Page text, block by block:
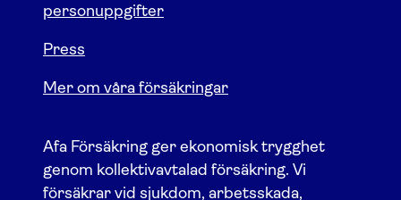
personuppgifter
Press
Mer om våra försäkringar
Afa Försäkring ger ekonomisk trygghet
genom kollektivavtalad försäkring. Vi
försäkrar vid sjukdom, arbetsskada,